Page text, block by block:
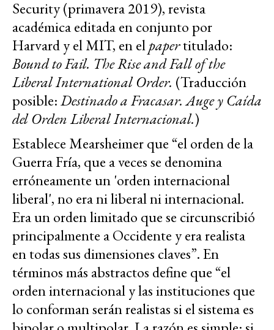
Security (primavera 2019), revista
académica editada en conjunto por
Harvard y el MIT, en elpapertitulado:
Bound to Fail. The Rise and Fall of the
Liberal International Order. (Traducción
posible:Destinado a Fracasar. Auge y Caída
del Orden Liberal Internacional.)
Establece Mearsheimer que “el orden de la
Guerra Fría, que a veces se denomina
erróneamente un 'orden internacional
liberal', no era ni liberal ni internacional.
Era un orden limitado que se circunscribió
principalmente a Occidente y era realista
en todas sus dimensiones claves”. En
términos más abstractos define que “el
orden internacional y las instituciones que
lo conforman serán realistas si el sistema es